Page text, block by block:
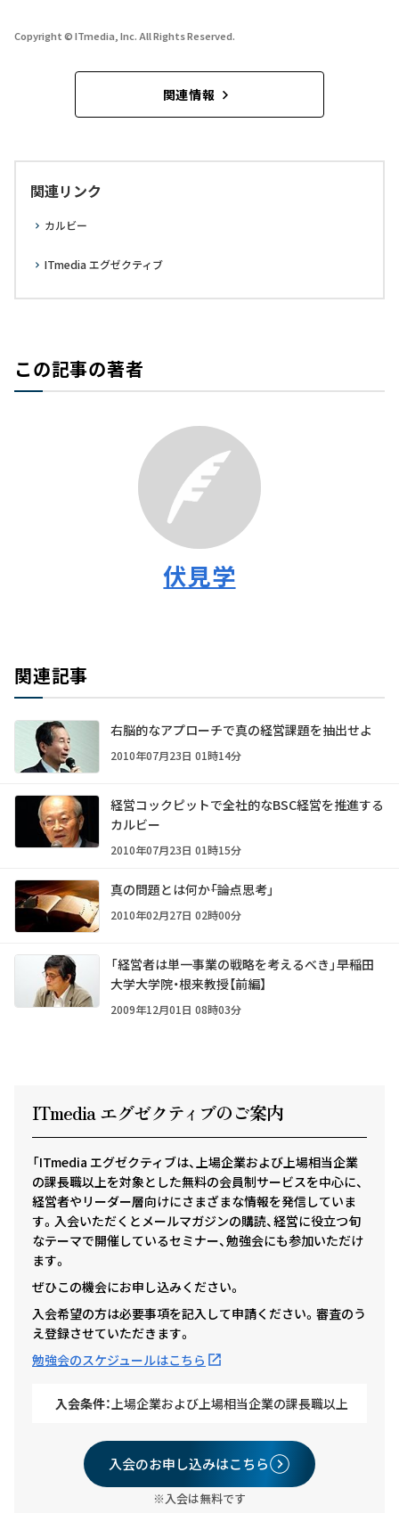
Copyright © ITmedia, Inc. All Rights Reserved.
関連情報
関連リンク
カルビー
ITmedia エグゼクティブ
この記事の著者
伏見学
関連記事
右脳的なアプローチで真の経営課題を抽出せよ
2010年07月23日 01時14分
経営コックピットで全社的なBSC経営を推進する
カルビー
2010年07月23日 01時15分
真の問題とは何か――「論点思考」
2010年02月27日 02時00分
「経営者は単一事業の戦略を考えるべき」――早稲田
大学大学院・根来教授【前編】
2009年12月01日 08時03分
ITmedia エグゼクティ ブのご案内
「ITmedia エグゼクティブは、上場企業および上場相当企業
の課長職以上を対象とした無料の会員制サービスを中心に、
経営者やリーダー層向けにさまざまな情報を発信していま
す。入会いただくとメールマガジンの購読、経営に役立つ旬
なテーマで開催しているセミナー、勉強会にも参加いただけ
ます。
ぜひこの機会にお申し込みください。
入会希望の方は必要事項を記入して申請ください。審査のう
え登録させていただきます。
勉強会のスケジュールはこちら
入会条件： 上場企業および上場相当企業の課長職以上
入会のお申し込みはこちら
※入会は無料です